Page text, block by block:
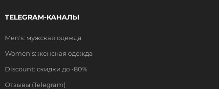
TELEGRAM-КАНАЛЫ
Men's: мужская одежда
Women's: женская одежда
Discount: скидки до -80%
Отзывы (Telegram)